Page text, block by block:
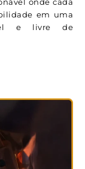
onde cada
em uma
e livre de